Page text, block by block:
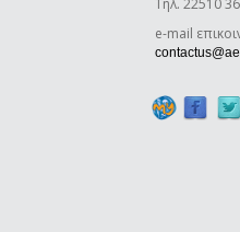
Τηλ. 22510
e-mail